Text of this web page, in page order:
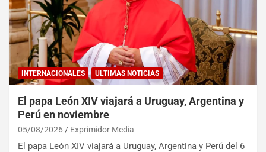
INTERNACIONALES ULTIMAS NOTICIAS
El papa León XIV viajará a Uruguay, Argentina y
Perú en noviembre
05/08/2026 Exprimidor Media
El papa León XIV viajará a Uruguay, Argentina y Perú del 6